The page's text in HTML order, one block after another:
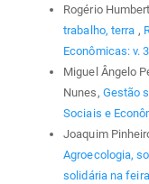
Rogério
trabalho, terra ,
Econômicas: v.
Miguel Ângelo
Nunes, Gestão
Sociais e
Joaquim
Agroecologia,
solidária na